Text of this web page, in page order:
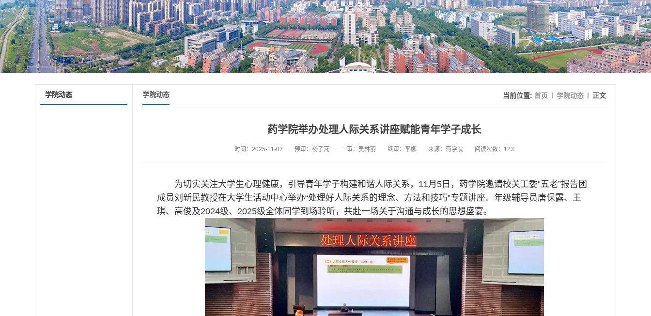
学院动态 学院动态 当前位置: 首页 学院动态 正文
药学院举办处理人际关系讲座赋能青年学子成长
时间：2025-11-07 预审：杨子芃 二审：吴林羽 终审：李娜 来源：药学院 阅读次数： 123
为切实关注大学生心理健康，引导青年学子构建和谐人际关系，11月5日，药学院邀请校关工委“五老”报告团
成员刘新民教授在大学生活动中心举办“处理好人际关系的理念、方法和技巧”专题讲座。年级辅导员唐保露、王
琪、高俊及2024级、2025级全体同学到场聆听，共赴一场关于沟通与成长的思想盛宴。